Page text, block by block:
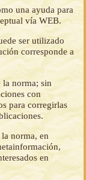
una ayuda para
vía WEB.
ser utilizado
corresponde a
norma; sin
con
para corregirlas
norma, en
en